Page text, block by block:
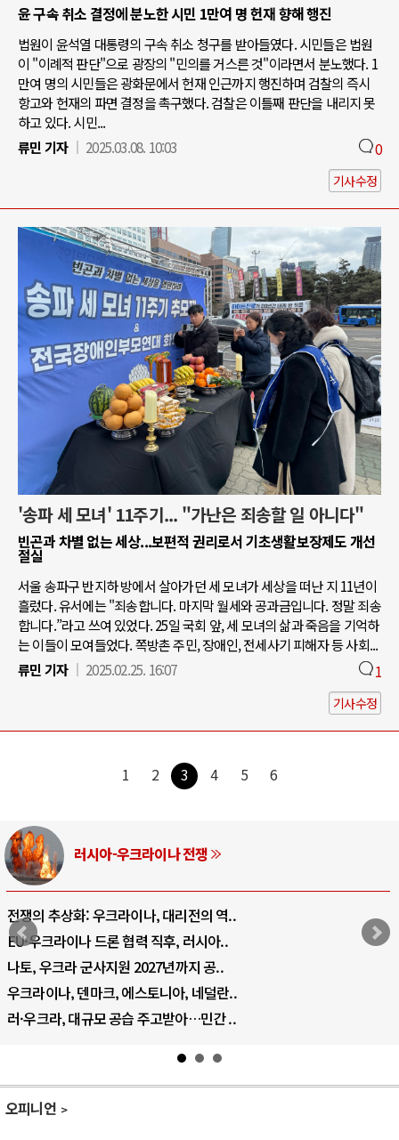
윤 구속 취소 결정에 분노한 시민 1만여 명 헌재 향해 행진
법원이 윤석열 대통령의 구속 취소 청구를 받아들였다. 시민들은 법원
이 "이례적 판단"으로 광장의 "민의를 거스른 것"이라면서 분노했다. 1
만여 명의 시민들은 광화문에서 헌재 인근까지 행진하며 검찰의 즉시
항고와 헌재의 파면 결정을 촉구했다. 검찰은 이틀째 판단을 내리지 못
하고 있다. 시민...
류민 기자
2025.03.08. 10:03 0
기사수정
'송파 세 모녀' 11주기... "가난은 죄송할 일 아니다"
빈곤과 차별 없는 세상...보편적 권리로서 기초생활보장제도 개선
절실
서울 송파구 반지하 방에서 살아가던 세 모녀가 세상을 떠난 지 11년이
흘렀다. 유서에는 "죄송합니다. 마지막 월세와 공과금입니다. 정말 죄송
합니다.”라고 쓰여 있었다. 25일 국회 앞, 세 모녀의 삶과 죽음을 기억하
는 이들이 모여들었다. 쪽방촌 주민, 장애인, 전세사기 피해자 등 사회...
류민 기자
2025.02.25. 16:07 1
기사수정
1 2 3 4 5 6
크라이나 전쟁
이나, 대리전의 역..
협력 직후, 러시아..
2027년까지 공..
스토니아, 네덜란..
습 주고받아…민간 ..
호르무즈 갈등 격
호르무즈 해협 통
오피니언